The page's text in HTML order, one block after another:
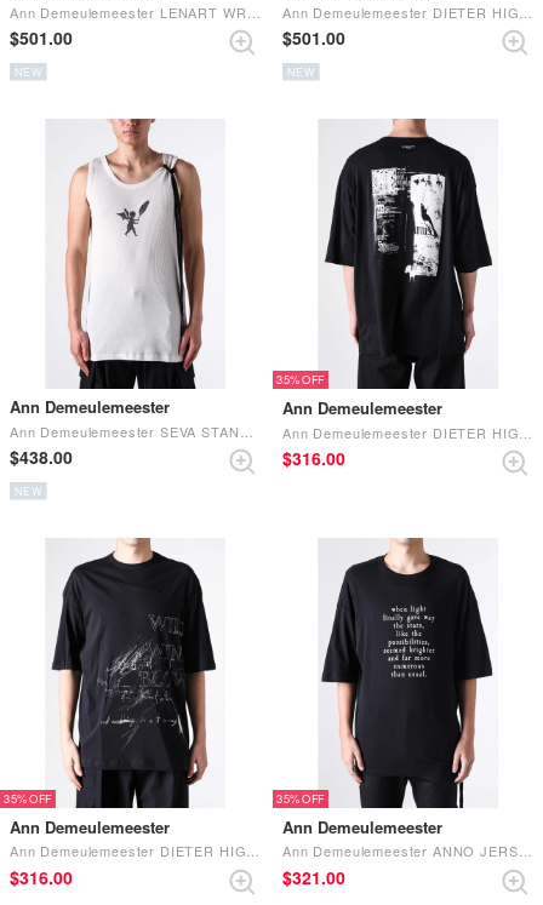
$‌501.00
NEW
$‌501.00
NEW
Ann Demeulemeester
$‌438.00
NEW
35%
Ann Demeulemeester
$‌316.00
35%
Ann Demeulemeester
Ann Demeulemeester DIETER HIGH COMFORT T-SHIRT WITH WILD WIND BLOWS PRINT （Black）
$‌316.00
35%
Ann Demeulemeester
Ann Demeulemeester ANNO JERSEY Black
$‌321.00